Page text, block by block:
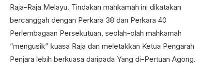
Raja-Raja Melayu. Tindakan mahkamah ini dikatakan
bercanggah dengan Perkara 38 dan Perkara 40
Perlembagaan Persekutuan, seolah-olah mahkamah
“mengusik” kuasa Raja dan meletakkan Ketua Pengarah
Penjara lebih berkuasa daripada Yang di-Pertuan Agong.